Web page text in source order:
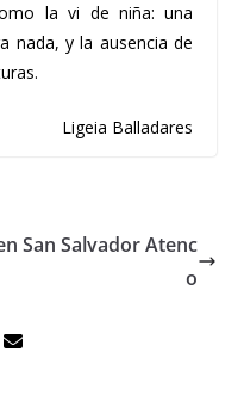
la vi de niña: una
nada, y la ausencia de
Ligeia Balladares
San Salvador Atenc
o